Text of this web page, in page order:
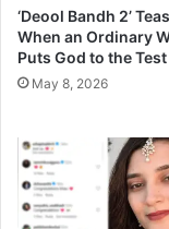
i
v
e
d
D
b
s
‘Deool Bandh 2’
When an Ordinary
Puts God to the Test
May 8, 2026